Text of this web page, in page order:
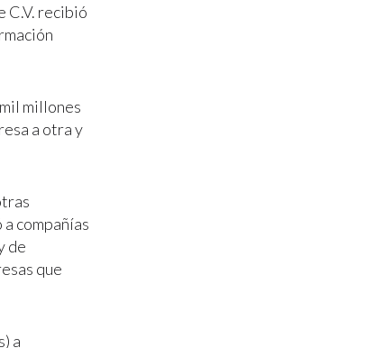
C.V. recibió
millones
a otra y
compañías
de
que
a